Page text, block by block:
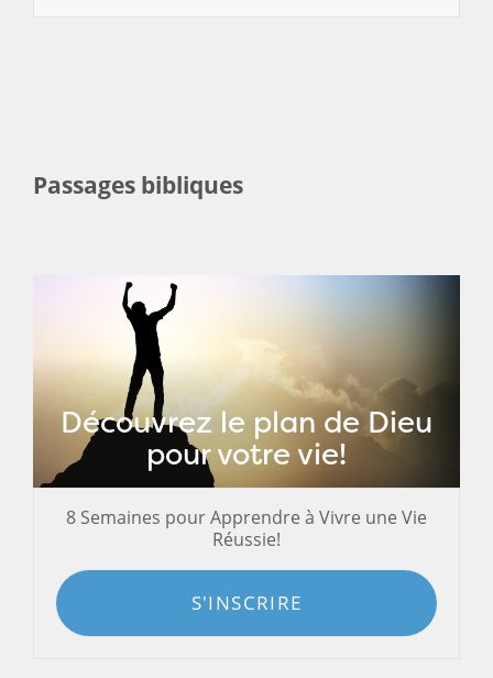
Passages bibliques
Découvrez le plan de Dieu
pour votre vie!
8 Semaines pour Apprendre à Vivre une Vie
Réussie!
S'INSCRIRE